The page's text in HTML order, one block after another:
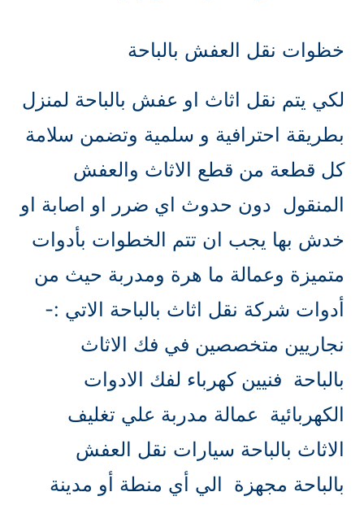
خظوات نقل العفش بالباحة
لكي يتم نقل اثاث او عفش بالباحة لمنزل
بطريقة احترافية و سلمية وتضمن سلامة
كل قطعة من قطع الاثاث والعفش
المنقول دون حدوث اي ضرر او اصابة او
خدش بها يجب ان تتم الخطوات بأدوات
متميزة وعمالة ما هرة ومدربة حيث من
أدوات شركة نقل اثاث بالباحة الاتي :-
نجاريين متخصصين في فك الاثاث
بالباحة فنيين كهرباء لفك الادوات
الكهربائية عمالة مدربة علي تغليف
الاثاث بالباحة سيارات نقل العفش
بالباحة مجهزة الي أي منطة أو مدينة